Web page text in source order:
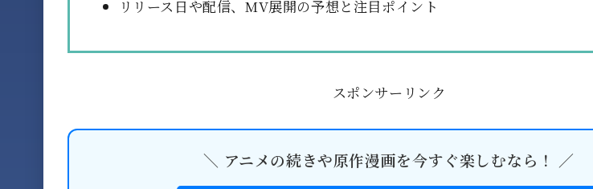
リリース日や配信、MV展開の予想と注目ポイント
スポンサーリンク
＼ アニメの続きや原作漫画を今すぐ楽しむなら！ ／